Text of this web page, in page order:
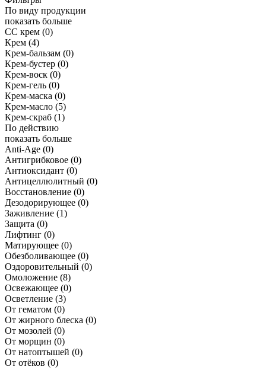
По виду продукции
показать больше
CC крем (0)
Крем (4)
Крем-бальзам (0)
Крем-бустер (0)
Крем-воск (0)
Крем-гель (0)
Крем-маска (0)
Крем-масло (5)
Крем-скраб (1)
По действию
показать больше
Anti-Age (0)
Антигрибковое (0)
Антиоксидант (0)
Антицеллюлитный (0)
Восстановление (0)
Дезодорирующее (0)
Заживление (1)
Защита (0)
Лифтинг (0)
Матирующее (0)
Обезболивающее (0)
Оздоровительный (0)
Омоложение (8)
Освежающее (0)
Осветление (3)
От гематом (0)
От жирного блеска (0)
От мозолей (0)
От морщин (0)
От натоптышей (0)
От отёков (0)